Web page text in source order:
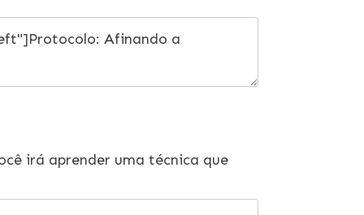
irá aprender uma técnica que